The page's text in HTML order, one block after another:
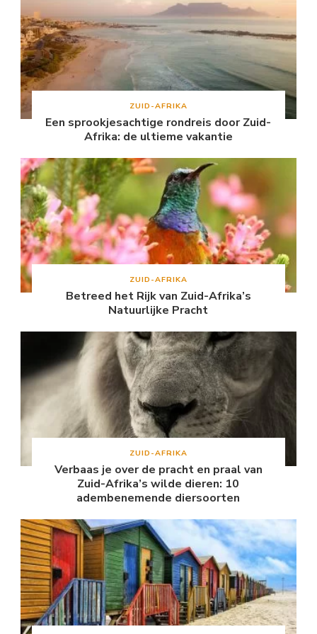
ZUID-AFRIKA
Een sprookjesachtige rondreis door Zuid-
Afrika: de ultieme vakantie
ZUID-AFRIKA
Betreed het Rijk van Zuid-Afrika’s
Natuurlijke Pracht
ZUID-AFRIKA
Verbaas je over de pracht en praal van
Zuid-Afrika’s wilde dieren: 10
adembenemende diersoorten